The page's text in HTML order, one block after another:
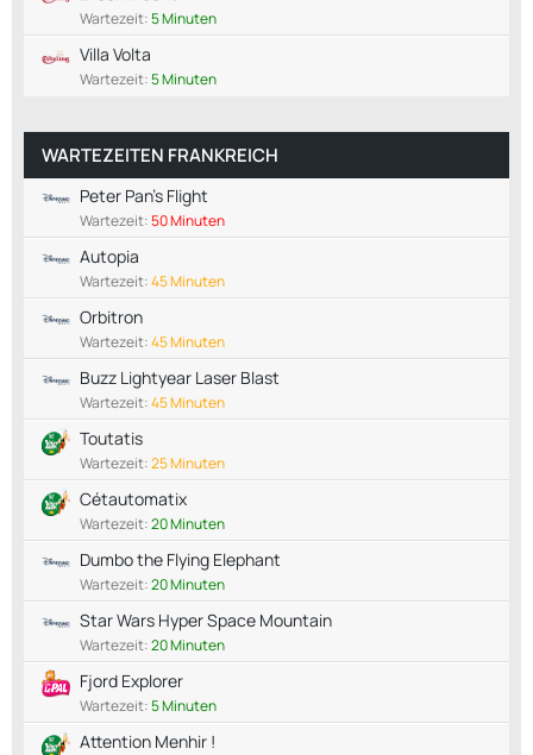
Wartezeit:5 Minuten
Villa Volta
Wartezeit:5 Minuten
WARTEZEITEN FRANKREICH
Peter Pan's Flight
Wartezeit:50 Minuten
Autopia
Wartezeit:45 Minuten
Orbitron
Wartezeit:45 Minuten
Buzz Lightyear Laser Blast
Wartezeit:45 Minuten
Toutatis
Wartezeit:25 Minuten
Cétautomatix
Wartezeit:20 Minuten
Dumbo the Flying Elephant
Wartezeit:20 Minuten
Star Wars Hyper Space Mountain
Wartezeit:20 Minuten
Fjord Explorer
Wartezeit:5 Minuten
Attention Menhir !